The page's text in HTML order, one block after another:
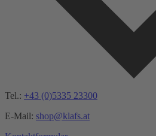
Tel.: +43 (0)5335 23300
E-Mail: shop@klafs.at